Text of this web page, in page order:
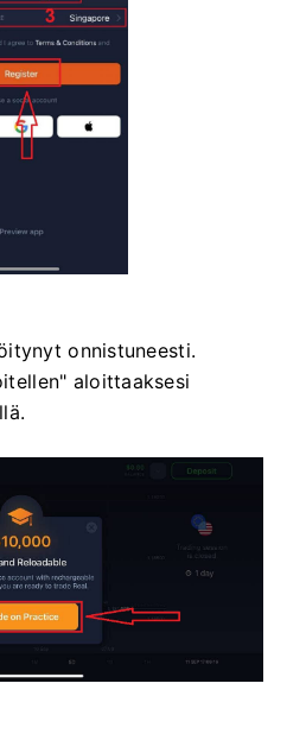
onnistuneesti.
aloittaaksesi